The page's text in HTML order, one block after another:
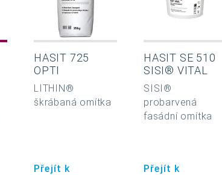
HASIT 725
OPTI
LITHIN®
škrábaná omítka
Přejít k
HASIT SE 510
SISI® VITAL
SISI®
probarvená
fasádní omítka
Přejít k